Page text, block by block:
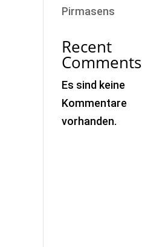
Pirmasens
Recent
Comments
Es sind keine
Kommentare
vorhanden.